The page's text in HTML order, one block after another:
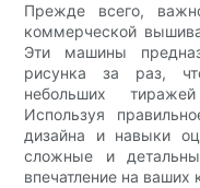
Прежде всего,
коммерческой
Эти машины
рисунка за раз,
небольших
Используя
дизайна и навыки
сложные и
впечатление на ваших